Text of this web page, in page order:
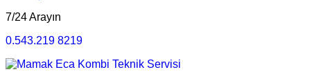
7/24 Arayın
0.543.219 8219